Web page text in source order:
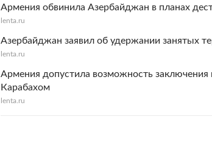
Армения обвинила Азербайджан в планах
lenta.ru
Азербайджан заявил об удержании занятых
lenta.ru
Армения допустила возможность заключения
Карабахом
lenta.ru